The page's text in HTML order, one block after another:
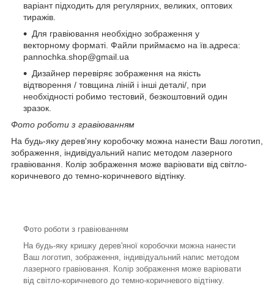
варіант підходить для регулярних, великих, оптових
тиражів.
Для гравіювання необхідно зображення у
векторному форматі. Файли приймаємо на їв.адреса:
pannochka.shop@gmail.ua
Дизайнер перевіряє зображення на якість
відтворення / товщина ліній і інші деталі/, при
необхідності робимо тестовий, безкоштовний один
зразок.
Фото роботи з гравіюванням
На будь-яку дерев'яну коробочку можна нанести Ваш логотип,
зображення, індивідуальний напис методом лазерного
гравіювання. Колір зображення може варіювати від світло-
коричневого до темно-коричневого відтінку.
Фото роботи з гравіюванням
На будь-яку кришку дерев'яної коробочки можна нанести
Ваш логотип, зображення, індивідуальний напис методом
лазерного гравіювання. Колір зображення може варіювати
від світло-коричневого до темно-коричневого відтінку.